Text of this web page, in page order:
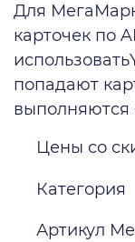
Для
карточек по
попадают
выполняются
Цены со
Категория
Артикул